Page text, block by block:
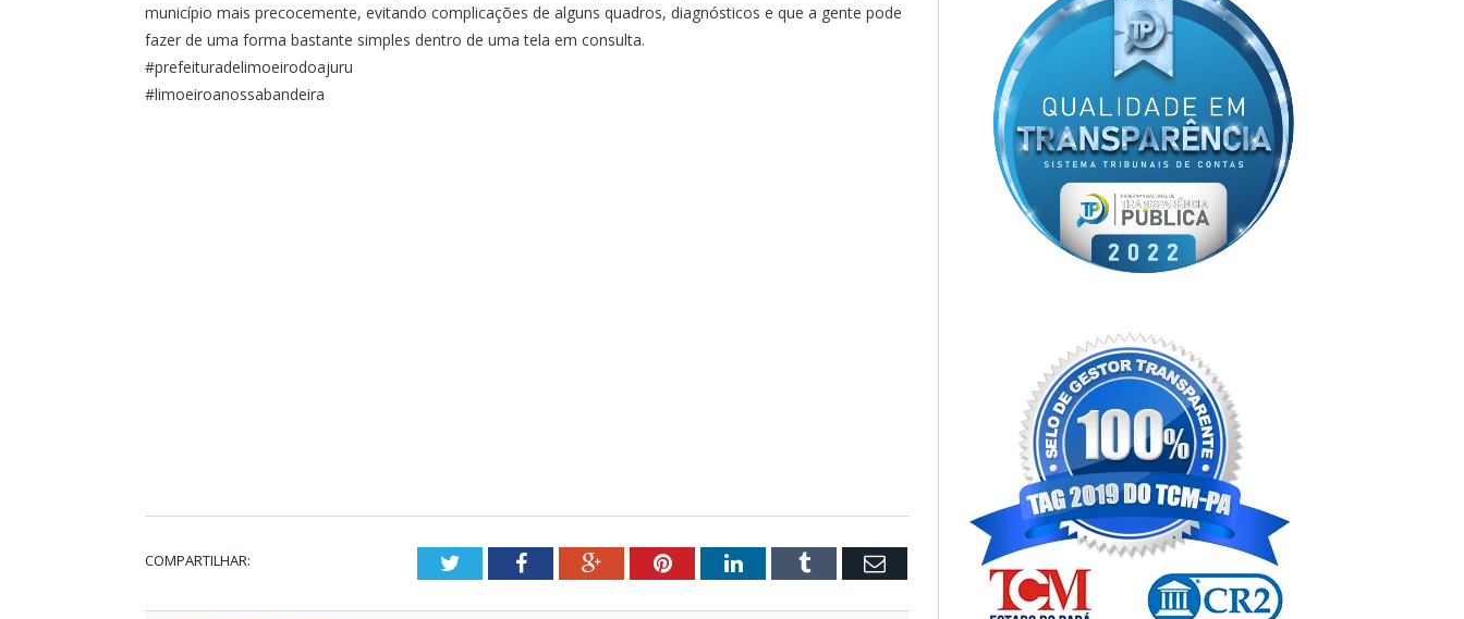
município mais precocemente, evitando complicações de alguns quadros, diagnósticos e que a gente pode
fazer de uma forma bastante simples dentro de uma tela em consulta.
#prefeituradelimoeirodoajuru
#limoeiroanossabandeira
COMPARTILHAR: TwitterFacebookGoogle+PinterestLinkedInTumblr Email